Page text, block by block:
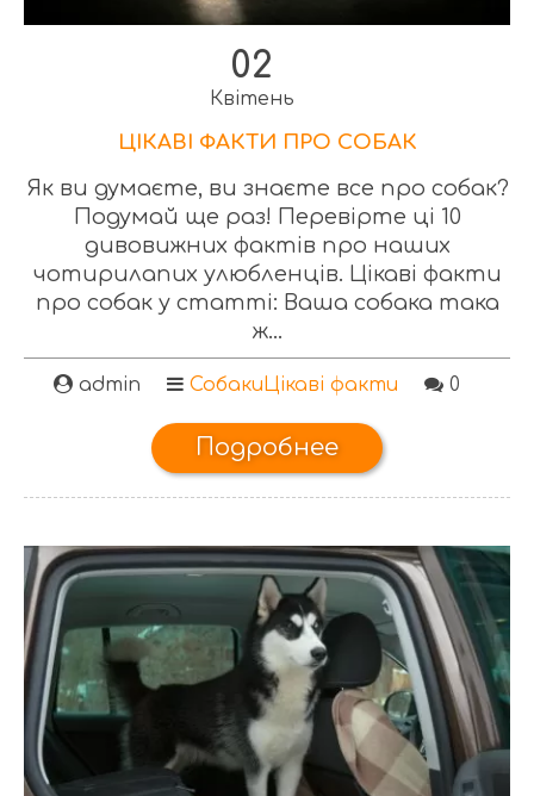
02
Квітень
ЦІКАВІ ФАКТИ ПРО СОБАК
Як ви думаєте, ви знаєте все про собак?
Подумай ще раз! Перевірте ці 10
дивовижних фактів про наших
чотирилапих улюбленців. Цікаві факти
про собак у статті: Ваша собака така
ж...
admin Собаки Цікаві факти 0
Подробнее